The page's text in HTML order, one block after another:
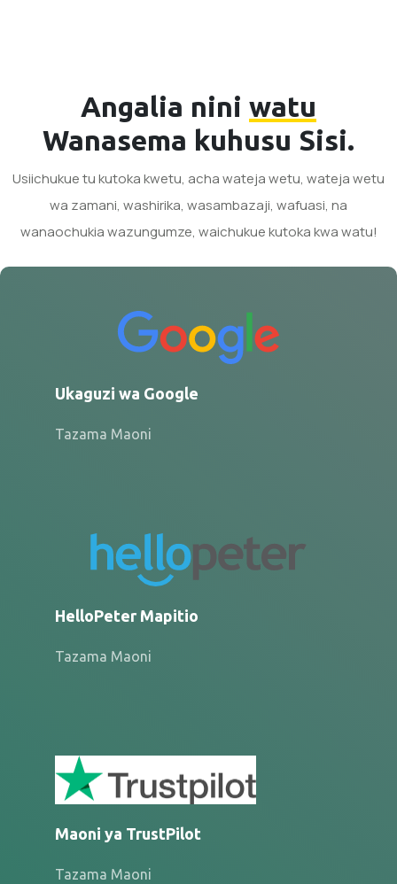
Angalia nini watu
Wanasema kuhusu Sisi.
Usiichukue tu kutoka kwetu, acha wateja wetu, wateja wetu
wa zamani, washirika, wasambazaji, wafuasi, na
wanaochukia wazungumze, waichukue kutoka kwa watu!
Ukaguzi wa Google
Tazama Maoni
HelloPeter Mapitio
Tazama Maoni
Maoni ya TrustPilot
Tazama Maoni